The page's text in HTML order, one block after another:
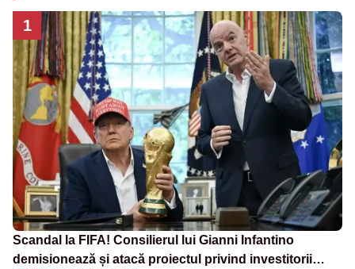
1
Scandal la FIFA! Consilierul lui Gianni Infantino
demisionează și atacă proiectul privind investitorii